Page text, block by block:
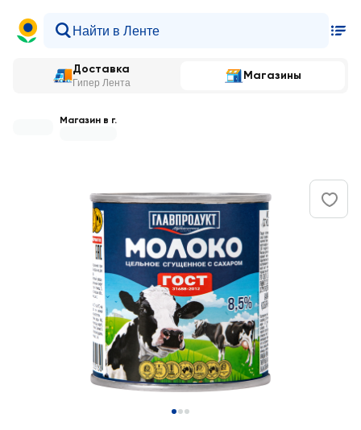
Доставка
Гипер Лента
Магазины
Магазин в г.